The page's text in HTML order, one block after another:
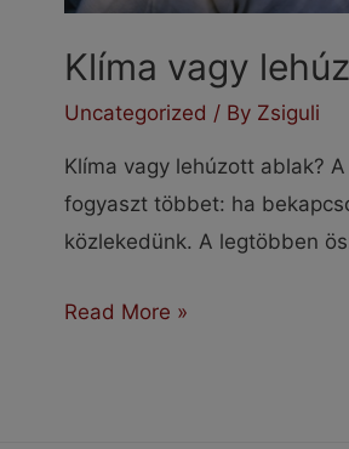
Klíma vagy
Uncategorized / By Zsiguli
Klíma vagy lehúzott ablak?
fogyaszt többet: ha
közlekedünk. A legtöbben
Klíma
Read More »